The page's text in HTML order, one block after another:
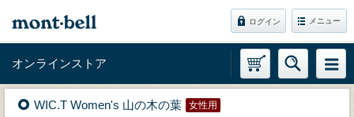
ログイン メニュー
オンラインストア
WIC.T Women's 山の木の葉 女性用